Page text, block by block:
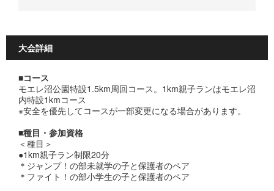
大会詳細
■コース
モエレ沼公園特設1.5km周回コース。1km親子ランはモエレ沼
内特設1kmコース
※安全を優先してコースが一部変更になる場合があります。
■種目・参加資格
＜種目＞
●1km親子ラン制限20分
＊ジャンプ！の部未就学の子と保護者のペア
＊ファイト！の部小学生の子と保護者のペア